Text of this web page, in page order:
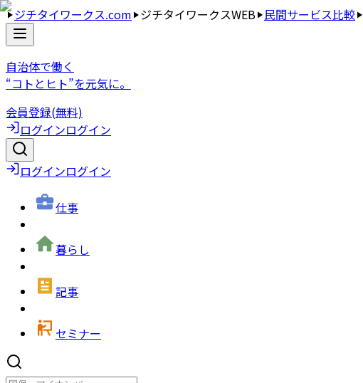
ジチタイワークス.com ジチタイワークスWEB 民間サービス比較
自治体で働く
“コトとヒト”を元気に。
会員登録(無料)
ログインログイン
ログインログイン
仕事
暮らし
記事
セミナー